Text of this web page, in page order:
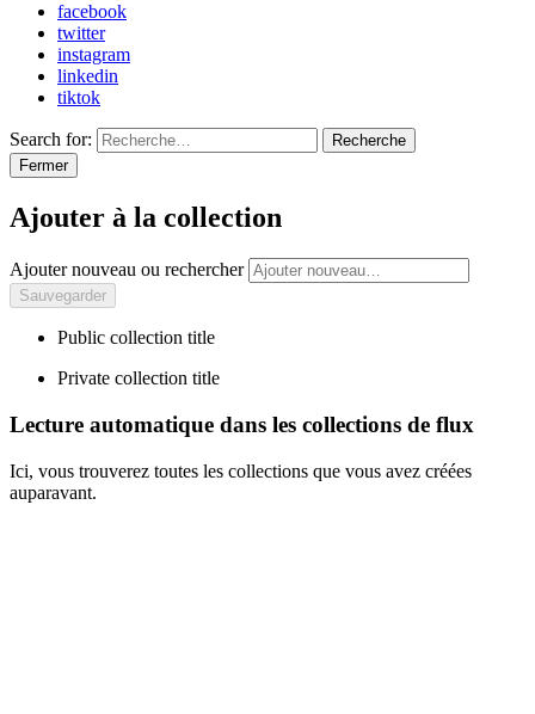
facebook
twitter
instagram
linkedin
tiktok
Search for:
Recherche
Fermer
Ajouter à la collection
Ajouter nouveau ou rechercher
Public collection title
Private collection title
Lecture automatique dans les collections de flux
Ici, vous trouverez toutes les collections que vous avez créées
auparavant.